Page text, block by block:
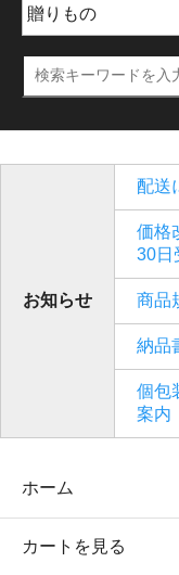
お知らせ
配送
価格
30日
商品
納品
個包
案内
ホーム
カートを見る